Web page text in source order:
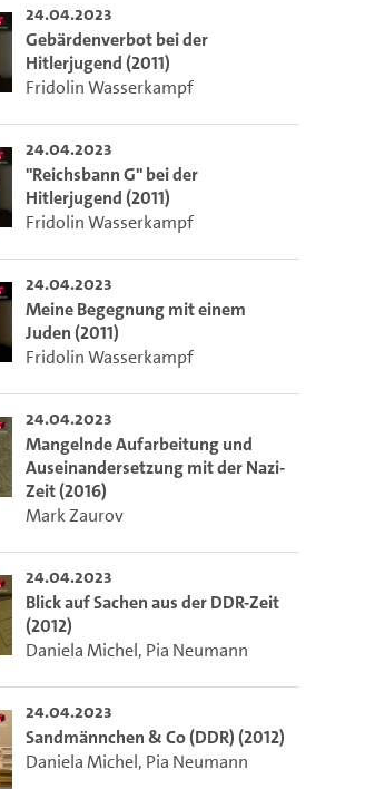
24.04.2023
Gebärdenverbot bei der
Hitlerjugend (2011)
Fridolin Wasserkampf
24.04.2023
"Reichsbann G" bei der
Hitlerjugend (2011)
Fridolin Wasserkampf
24.04.2023
Meine Begegnung mit einem
Juden (2011)
Fridolin Wasserkampf
24.04.2023
Mangelnde Aufarbeitung und
Auseinandersetzung mit der Nazi-
Zeit (2016)
Mark Zaurov
24.04.2023
Blick auf Sachen aus der DDR-Zeit
(2012)
Daniela Michel, Pia Neumann
24.04.2023
Sandmännchen & Co (DDR) (2012)
Daniela Michel, Pia Neumann